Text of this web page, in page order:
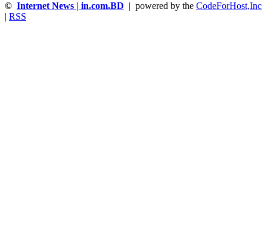
© Internet News | in.com.BD | powered by the CodeForHost,Inc
RSS